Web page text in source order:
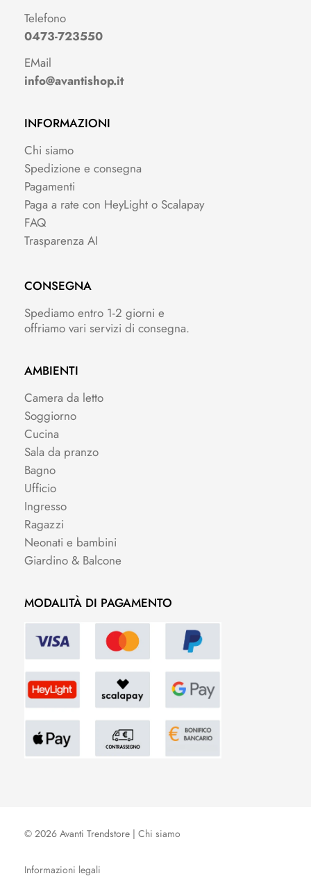
Telefono
0473-723550
EMail
info@avantishop.it
INFORMAZIONI
Chi siamo
Spedizione e consegna
Pagamenti
Paga a rate con HeyLight o Scalapay
FAQ
Trasparenza AI
CONSEGNA
Spediamo entro 1-2 giorni e
offriamo vari servizi di consegna.
AMBIENTI
Camera da letto
Soggiorno
Cucina
Sala da pranzo
Bagno
Ufficio
Ingresso
Ragazzi
Neonati e bambini
Giardino & Balcone
MODALITÀ DI PAGAMENTO
© 2026 Avanti Trendstore | Chi siamo
Informazioni legali